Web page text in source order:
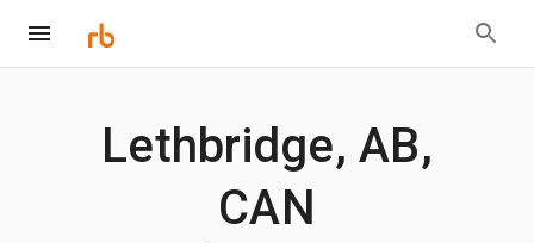
Lethbridge, AB,
CAN